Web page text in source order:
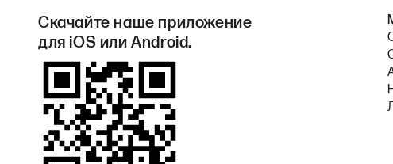
Скачайте наше приложение
для iOS или Android.